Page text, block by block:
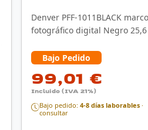
Denver PFF-1011BLACK marco
fotográfico digital Negro
Bajo Pedido
99,01 €
Incluido (IVA 21%)
Bajo pedido: 4-8 días laborables ·
consultar